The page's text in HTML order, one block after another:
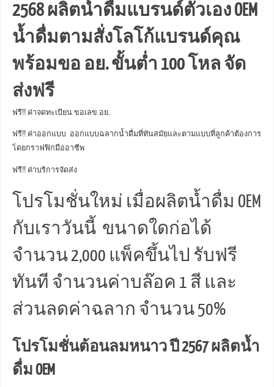
2568 ผลิตน้ำดื่มแบรนด์ตัวเอง OEM
น้ำดื่มตามสั่งโลโก้แบรนด์คุณ
พร้อมขอ อย. ขั้นต่ำ 100 โหล จัด
ส่งฟรี
ฟรี!! ค่าจดทะเบียน ขอเลข อย.
ฟรี!! ค่าออกแบบ ออกแบบฉลากน้ำดื่มที่ทันสมัยและตามแบบที่ลูกค้าต้องการ
โดยกราฟฟิกมืออาชีพ
ฟรี!! ค่าบริการจัดส่ง
โปรโมชั่นใหม่ เมื่อผลิตน้ำดื่ม OEM
กับเราวันนี้ ขนาดใดก่อได้
จำนวน 2,000 แพ็คขึ้นไป รับฟรี
ทันที จำนวนค่าบล๊อค 1 สี และ
ส่วนลดค่าฉลาก จำนวน 50%
โปรโมชั่นต้อนลมหนาว ปี 2567 ผลิตน้ำ
ดื่ม OEM